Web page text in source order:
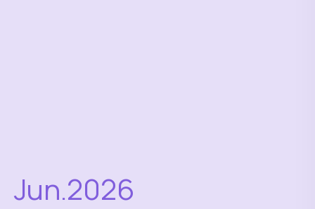
Jun.2026